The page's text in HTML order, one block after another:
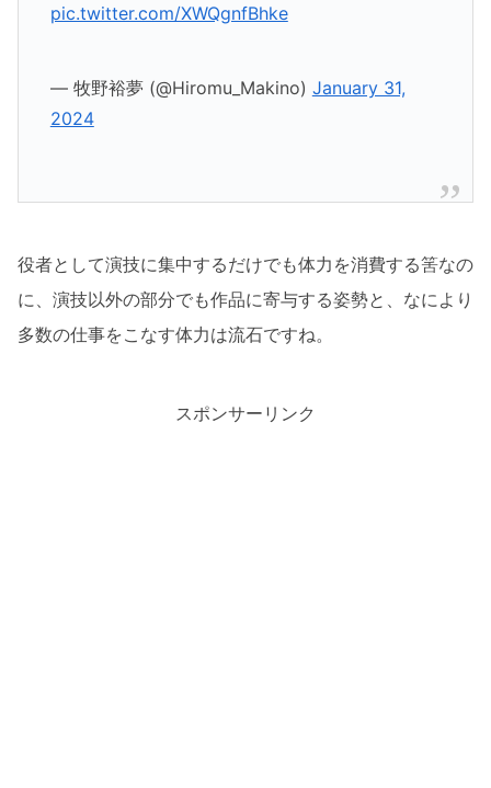
pic.twitter.com/XWQgnfBhke
— 牧野裕夢 (@Hiromu_Makino) January 31,
2024
役者として演技に集中するだけでも体力を消費する筈なの
に、演技以外の部分でも作品に寄与する姿勢と、なにより
多数の仕事をこなす体力は流石ですね。
スポンサーリンク